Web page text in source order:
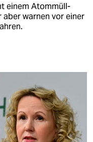
einem Atommüll-
aber warnen vor einer